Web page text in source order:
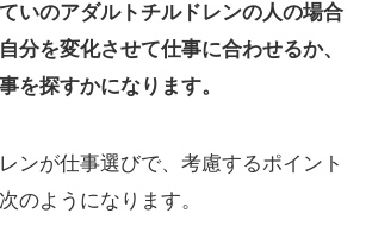
いのアダルトチルドレンの人の場合
分を変化させて仕事に合わせるか、
を探すかになります。
ンが仕事選びで、考慮するポイント
のようになります。